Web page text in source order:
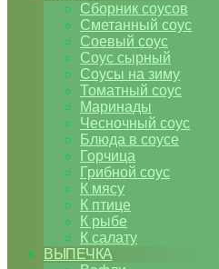
Сборник соусов
Сметанный соус
Соевый соус
Соус сырный
Соусы на зиму
Томатный соус
Маринады
Чесночный соус
Блюда в соусе
Горчица
Грибной соус
К мясу
К птице
К рыбе
К салату
ВЫПЕЧКА